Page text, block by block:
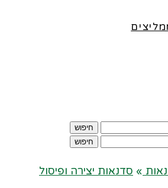
חיפוש
חיפוש
» סדנאות יצירה ופיסול